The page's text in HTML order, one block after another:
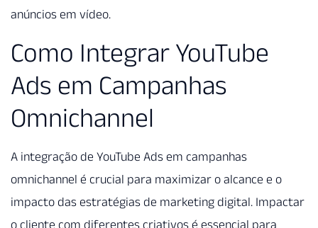
anúncios em vídeo.
Como Integrar YouTube
Ads em Campanhas
Omnichannel
A integração de YouTube Ads em campanhas
omnichannel é crucial para maximizar o alcance e o
impacto das estratégias de marketing digital. Impactar
o cliente com diferentes criativos é essencial para